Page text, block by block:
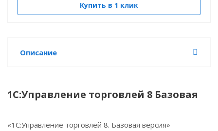
Купить в 1 клик
Описание
1С:Управление торговлей 8 Базовая
«1С:Управление торговлей 8. Базовая версия»